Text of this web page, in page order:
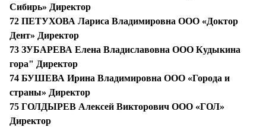
Сибирь» Директор
72 ПЕТУХОВА Лариса Владимировна ООО «Доктор
Дент» Директор
73 ЗУБАРЕВА Елена Владиславовна ООО Кудыкина
гора" Директор
74 БУШЕВА Ирина Владимировна ООО «Города и
страны» Директор
75 ГОЛДЫРЕВ Алексей Викторович ООО «ГОЛ»
Директор